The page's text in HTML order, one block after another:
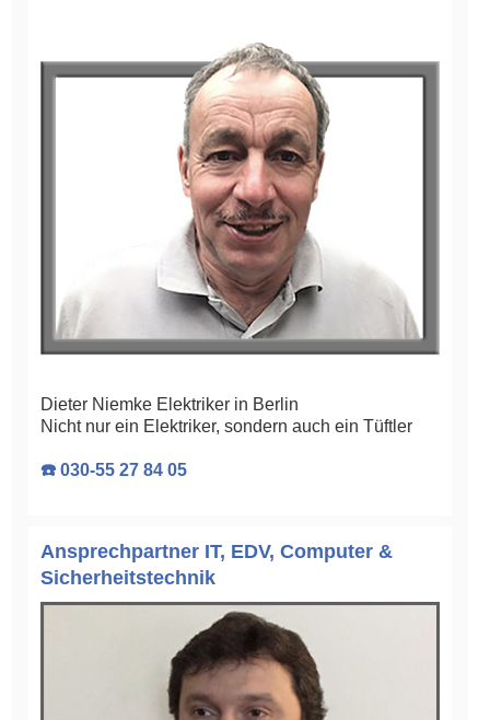
Dieter Niemke Elektriker in Berlin
Nicht nur ein Elektriker, sondern auch ein Tüftler
☎️ 030-55 27 84 05
Ansprechpartner IT, EDV, Computer &
Sicherheitstechnik